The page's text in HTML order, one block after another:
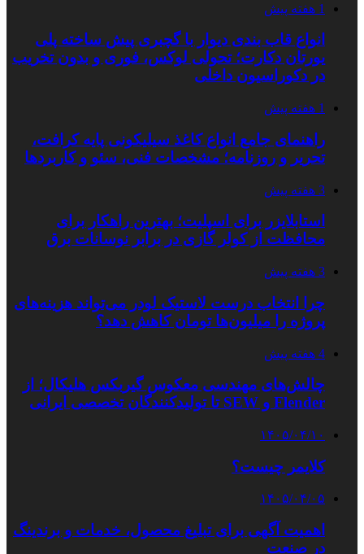
1 هفته پیش
انواع قاب بندی دیوار با گچبری پیش ساخته پلی
یورتان دکارت؛ تحولی لوکس، فوری و بدون تخریب
در دکوراسیون داخلی
1 هفته پیش
راهنمای جامع انواع کاغذ سیلیکونی پایه کرافت،
تحریر و روزنامه؛ مشخصات فنی، سئو و کاربردها
3 هفته پیش
استابلایزر برای اسپلیت؛ بهترین راهکار برای
محافظت از کولر گازی در برابر نوسانات برق
3 هفته پیش
چرا انتخاب درست لاستیک لودر می‌تواند هزینه‌های
پروژه را میلیون‌ها تومان کاهش دهد؟
4 هفته پیش
چالش‌های مهندسی معکوس گیربکس هلیکال؛ از
Flender و SEW تا تولیدکنندگان تخصصی ایرانی
۱۴۰۵/۰۴/۱۰
کلایمر چیست؟
۱۴۰۵/۰۴/۰۵
اهمیت آگهی برای تبلیغ محصول، خدمات و برندینگ
در صنعت